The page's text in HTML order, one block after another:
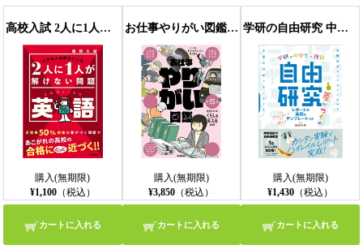
【モバイルビューア】
高校入試 2人に1人が解けない問題 英語
購入(無期限)
¥1,100（税込）
カートに入れる
お仕事やりがい図鑑 第5巻 社会をつくる！くらしを支えるお仕事 仕事の魅力がわかる 将来が楽しみになる
購入(無期限)
¥3,850 （税込）
カートに入れる
学研の自由研究 中学生の理科 自由研究 差がつく編
購入(無期限)
¥1,430 （税込）
カートに入れる